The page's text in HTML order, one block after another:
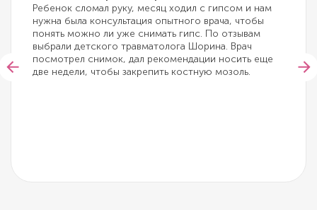
Ребенок сломал руку, месяц ходил с гипсом и нам
нужна была консультация опытного врача, чтобы
понять можно ли уже снимать гипс. По отзывам
выбрали детского травматолога Шорина. Врач
посмотрел снимок, дал рекомендации носить еще
две недели, чтобы закрепить костную мозоль.